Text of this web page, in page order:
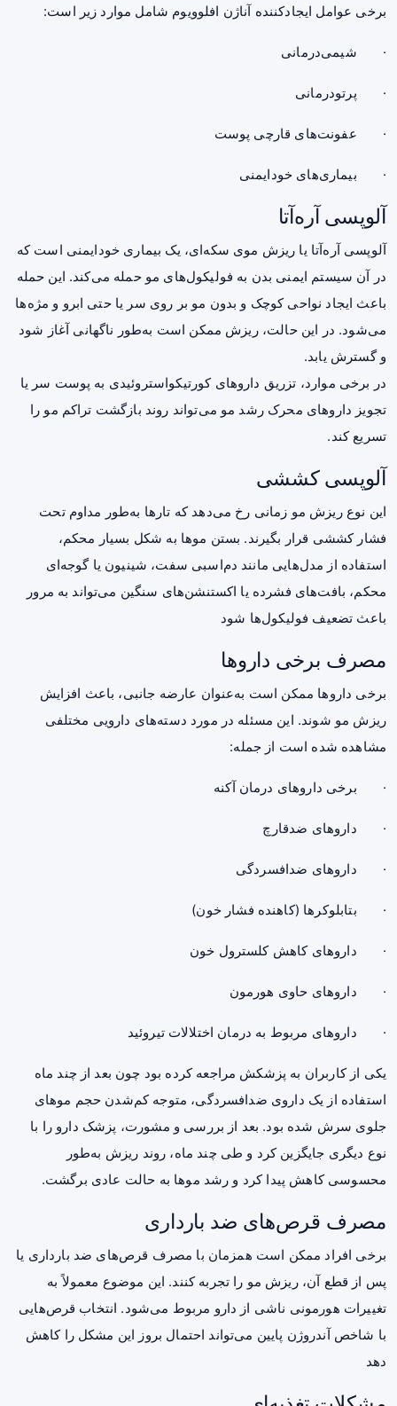
برخی عوامل ایجادکننده آناژن افلوویوم شامل موارد زیر است:
· شیمی‌درمانی
· پرتودرمانی
· عفونت‌های قارچی پوست
· بیماری‌های خودایمنی
آلوپسی آره‌آتا
آلوپسی آره‌آتا یا ریزش موی سکه‌ای، یک بیماری خودایمنی است که
در آن سیستم ایمنی بدن به فولیکول‌های مو حمله می‌کند. این حمله
باعث ایجاد نواحی کوچک و بدون مو بر روی سر یا حتی ابرو و مژه‌ها
می‌شود. در این حالت، ریزش ممکن است به‌طور ناگهانی آغاز شود
و گسترش یابد.
در برخی موارد، تزریق داروهای کورتیکواستروئیدی به پوست سر یا
تجویز داروهای محرک رشد مو می‌تواند روند بازگشت تراکم مو را
تسریع کند.
آلوپسی کششی
این نوع ریزش مو زمانی رخ می‌دهد که تارها به‌طور مداوم تحت
فشار کششی قرار بگیرند. بستن موها به شکل بسیار محکم،
استفاده از مدل‌هایی مانند دم‌اسبی سفت، شینیون یا گوجه‌ای
محکم، بافت‌های فشرده یا اکستنشن‌های سنگین می‌تواند به مرور
باعث تضعیف فولیکول‌ها شود
مصرف برخی داروها
برخی داروها ممکن است به‌عنوان عارضه جانبی، باعث افزایش
ریزش مو شوند. این مسئله در مورد دسته‌های دارویی مختلفی
مشاهده شده است از جمله:
· برخی داروهای درمان آکنه
· داروهای ضدقارچ
· داروهای ضدافسردگی
· بتابلوکرها (کاهنده فشار خون)
· داروهای کاهش کلسترول خون
· داروهای حاوی هورمون
· داروهای مربوط به درمان اختلالات تیروئید
یکی از کاربران به پزشکش مراجعه کرده بود چون بعد از چند ماه
استفاده از یک داروی ضدافسردگی، متوجه کم‌شدن حجم موهای
جلوی سرش شده بود. بعد از بررسی و مشورت، پزشک دارو را با
نوع دیگری جایگزین کرد و طی چند ماه، روند ریزش به‌طور
محسوسی کاهش پیدا کرد و رشد موها به حالت عادی برگشت.
مصرف قرص‌های ضد بارداری
برخی افراد ممکن است همزمان با مصرف قرص‌های ضد بارداری یا
پس از قطع آن، ریزش مو را تجربه کنند. این موضوع معمولاً به
تغییرات هورمونی ناشی از دارو مربوط می‌شود. انتخاب قرص‌هایی
با شاخص آندروژن پایین می‌تواند احتمال بروز این مشکل را کاهش
دهد